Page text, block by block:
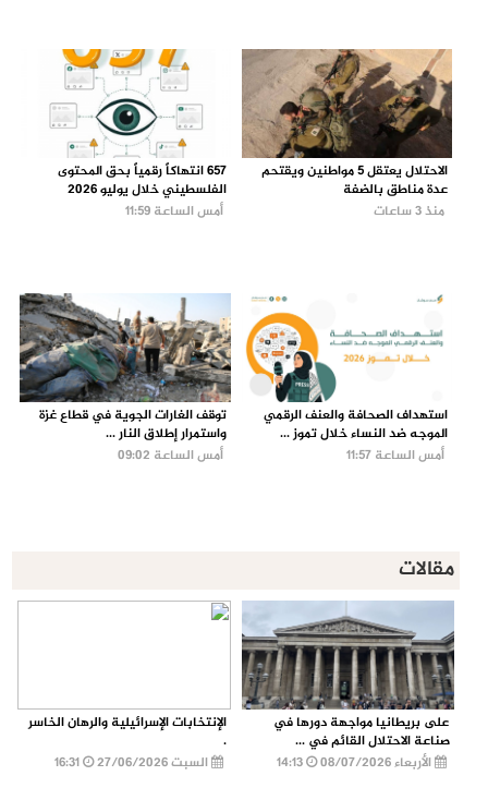
الاحتلال يعتقل 5 مواطنين ويقتحم
عدة مناطق بالضفة
منذ 3 ساعات
657 انتهاكاً رقمياً بحق المحتوى
الفلسطيني خلال يوليو 2026
أمس الساعة 11:59
استهداف الصحافة والعنف الرقمي
الموجه ضد النساء خلال تموز ...
أمس الساعة 11:57
توقف الغارات الجوية في قطاع غزة
واستمرار إطلاق النار ...
أمس الساعة 09:02
مقالات
على بريطانيا مواجهة دورها في
صناعة الاحتلال القائم في ...
الأربعاء 08/07/2026
الإنتخابات الإسرائيلية والرهان الخاسر
.
السبت 27/06/2026
16:31